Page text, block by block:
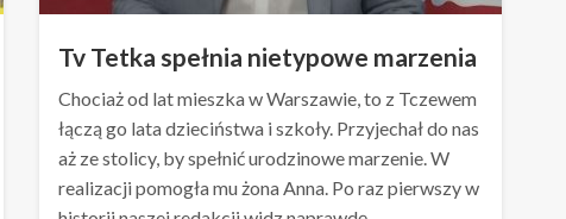
Tv Tetka spełnia nietypowe marzenia
Chociaż od lat mieszka w Warszawie, to z Tczewem
łączą go lata dzieciństwa i szkoły. Przyjechał do nas
aż ze stolicy, by spełnić urodzinowe marzenie. W
realizacji pomogła mu żona Anna. Po raz pierwszy w